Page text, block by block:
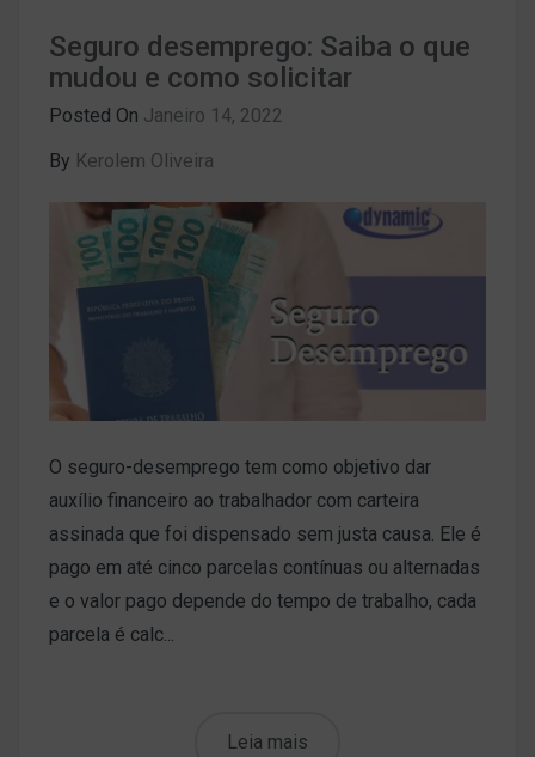
Seguro desemprego: Saiba o que
mudou e como solicitar
Posted On Janeiro 14, 2022
By Kerolem Oliveira
O seguro-desemprego tem como objetivo dar
auxílio financeiro ao trabalhador com carteira
assinada que foi dispensado sem justa causa. Ele é
pago em até cinco parcelas contínuas ou alternadas
e o valor pago depende do tempo de trabalho, cada
parcela é calc...
Leia mais